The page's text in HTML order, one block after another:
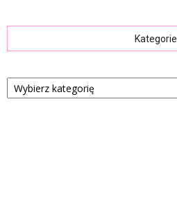
Kategorie
Kategorie